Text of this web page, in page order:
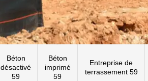
Béton
désactivé
59
Béton
imprimé
59
Entreprise de
terrassement 59